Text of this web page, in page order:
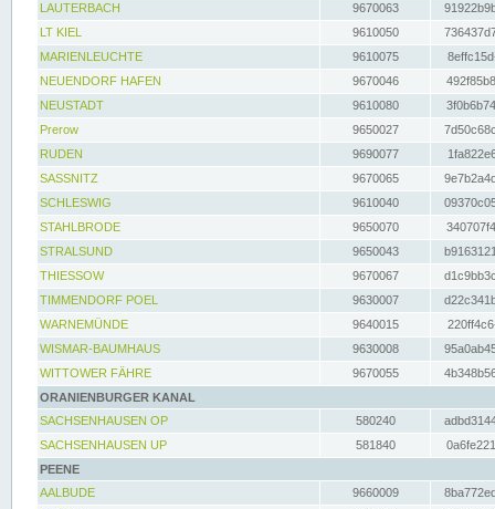
LAUTERBACH
9670063
LT KIEL
9610050
MARIENLEUCHTE
9610075
NEUENDORF HAFEN
9670046
NEUSTADT
9610080
Prerow
9650027
RUDEN
9690077
SASSNITZ
9670065
SCHLESWIG
9610040
STAHLBRODE
9650070
STRALSUND
9650043
THIESSOW
9670067
TIMMENDORF POEL
9630007
WARNEMÜNDE
9640015
WISMAR-BAUMHAUS
9630008
WITTOWER FÄHRE
9670055
ORANIENBURGER KANAL
SACHSENHAUSEN OP
580240
SACHSENHAUSEN UP
581840
PEENE
AALBUDE
9660009